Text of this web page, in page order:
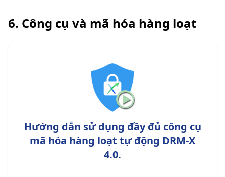
6. Công cụ và mã hóa hàng loạt
Hướng dẫn sử dụng đầy đủ công cụ
mã hóa hàng loạt tự động DRM-X
4.0.